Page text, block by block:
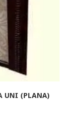
UNI (PLANA)